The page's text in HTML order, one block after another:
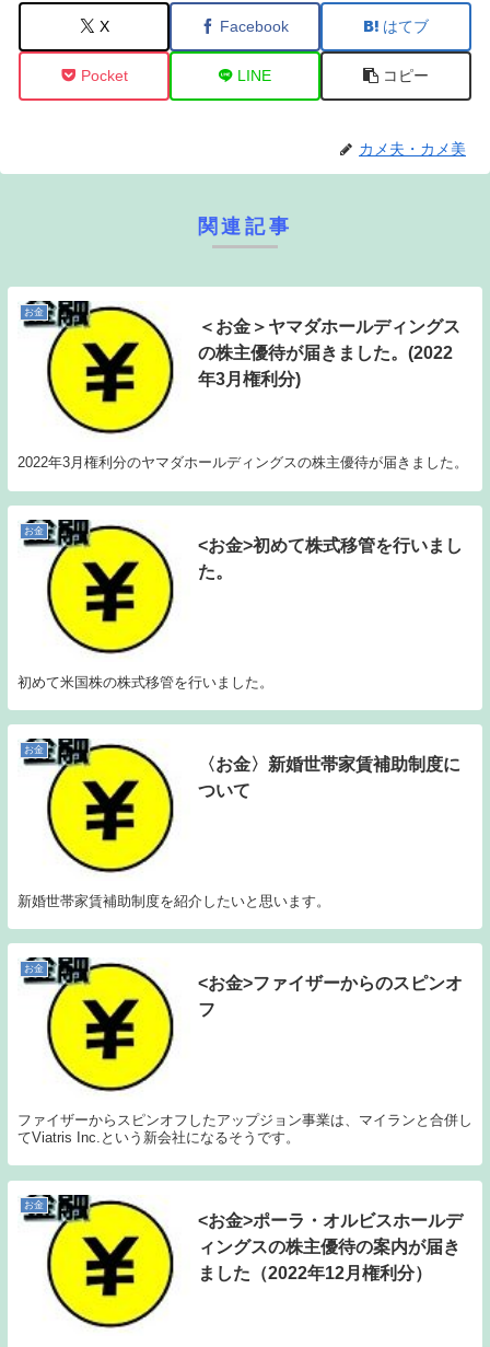
X Facebook はてブ
Pocket LINE コピー
カメ夫・カメ美
関連記事
お金
＜お金＞ヤマダホールディングス
の株主優待が届きました。(2022
年3月権利分)
2022年3月権利分のヤマダホールディングスの株主優待が届きました。
お金
<お金>初めて株式移管を行いまし
た。
初めて米国株の株式移管を行いました。
お金
〈お金〉新婚世帯家賃補助制度に
ついて
新婚世帯家賃補助制度を紹介したいと思います。
お金
<お金>ファイザーからのスピンオ
フ
ファイザーからスピンオフしたアップジョン事業は、マイランと合併し
てViatris Inc.という新会社になるそうです。
お金
<お金>ポーラ・オルビスホールデ
ィングスの株主優待の案内が届き
ました（2022年12月権利分）